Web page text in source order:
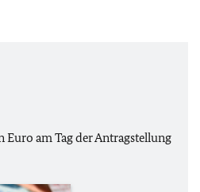
Euro am Tag der Antragstellung